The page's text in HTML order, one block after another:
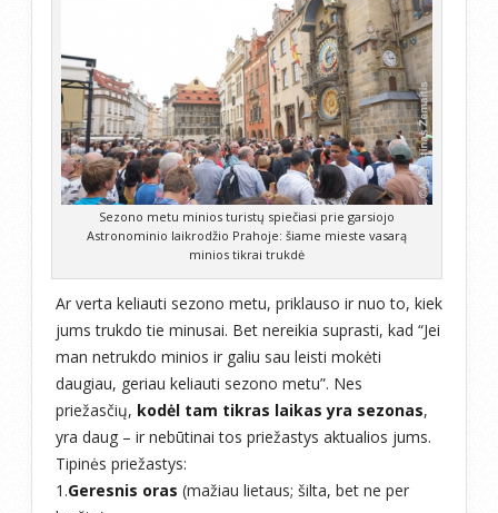
Sezono metu minios turistų spiečiasi prie garsiojo
Astronominio laikrodžio Prahoje: šiame mieste vasarą
minios tikrai trukdė
Ar verta keliauti sezono metu, priklauso ir nuo to, kiek
jums trukdo tie minusai. Bet nereikia suprasti, kad “Jei
man netrukdo minios ir galiu sau leisti mokėti
daugiau, geriau keliauti sezono metu”. Nes
priežasčių, kodėl tam tikras laikas yra sezonas,
yra daug – ir nebūtinai tos priežastys aktualios jums.
Tipinės priežastys:
1.Geresnis oras (mažiau lietaus; šilta, bet ne per